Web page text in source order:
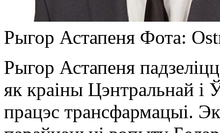
Рыгор Астапеня Фота:
Рыгор Астапеня
як краіны Цэнтральнай і
працэс трансфармацыі.